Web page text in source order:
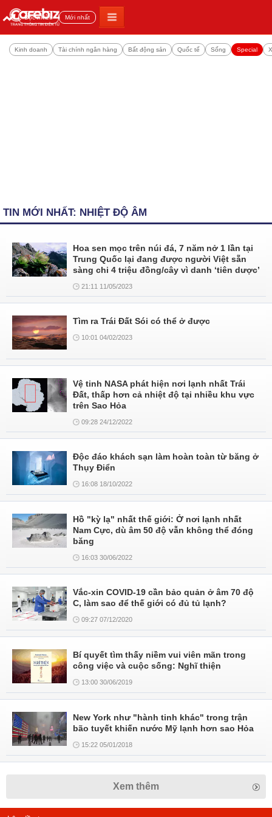
Đọc nhiều Mới nhất
Kinh doanh Tài chính ngân hàng Bất động sản Quốc tế Sống Special
TIN MỚI NHẤT: NHIỆT ĐỘ ÂM
Hoa sen mọc trên núi đá, 7 năm nở 1 lần tại
Trung Quốc lại đang được người Việt sẵn
sàng chi 4 triệu đồng/cây vì danh ‘tiên dược’
21:11 11/05/2023
Tìm ra Trái Đất Sói có thể ở được
10:01 04/02/2023
Vệ tinh NASA phát hiện nơi lạnh nhất Trái
Đất, thấp hơn cả nhiệt độ tại nhiều khu vực
trên Sao Hỏa
09:28 24/12/2022
Độc đáo khách sạn làm hoàn toàn từ băng ở
Thụy Điển
16:08 18/10/2022
Hồ "kỳ lạ" nhất thế giới: Ở nơi lạnh nhất
Nam Cực, dù âm 50 độ vẫn không thể đóng
băng
16:03 30/06/2022
Vắc-xin COVID-19 cần bảo quản ở âm 70 độ
C, làm sao để thế giới có đủ tủ lạnh?
09:27 07/12/2020
Bí quyết tìm thấy niềm vui viên mãn trong
công việc và cuộc sống: Nghĩ thiện
13:00 30/06/2019
New York như "hành tinh khác" trong trận
bão tuyết khiến nước Mỹ lạnh hơn sao Hỏa
15:22 05/01/2018
Xem thêm